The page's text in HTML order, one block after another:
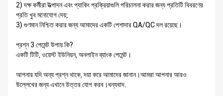
2) দক্ষ কর্মীরা উত্পাদন এবং প্যাকিং প্রক্রিয়াগুলি পরিচালনা করার জন্য প্রতিটি বিবরণের
প্রতি খুব মনোযোগ দেয়;
3) গুণমান নিশ্চিত করার জন্য আমাদের একটি পেশাদার QA/QC দল রয়েছে।
প্রশ্ন 3 পেমেন্ট উপায় কি?
একটি টিটি, ওয়েস্ট ইউনিয়ন, অনলাইন ব্যাংক পেমেন্ট।
আপনার যদি অন্য প্রশ্ন থাকে, দয়া করে আমাদের জানান।আমরা আপনার আরও
উল্লেখের জন্য এখানে উত্তর যোগ করব।ধন্যবাদ.